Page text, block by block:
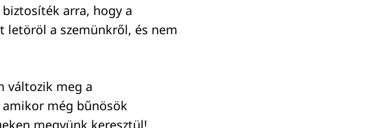
arra, hogy a
letöröl a szemünkről, és nem
változik meg a
még bűnösök
megyünk keresztül!